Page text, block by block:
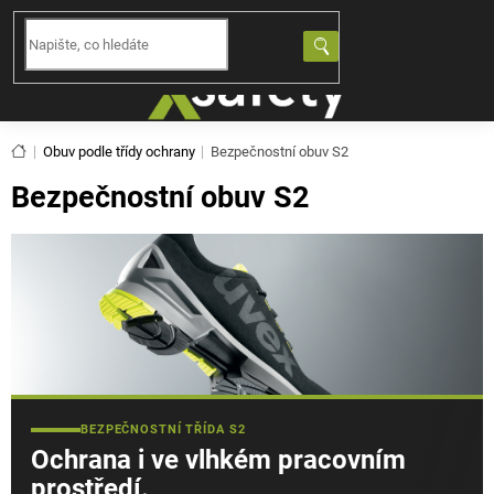
Přejít
obsah
Domů
Obuv podle třídy ochrany Bezpečnostní obuv S2
Bezpečnostní obuv S2
BEZPEČNOSTNÍ TŘÍDA S2
Ochrana i ve vlhkém pracovním